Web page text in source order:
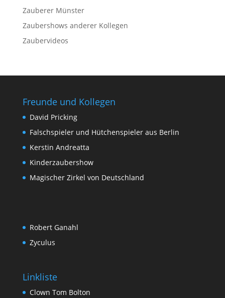
Zauberer Münster
Zaubershows anderer Kollegen
Zaubervideos
Freunde und Kollegen
David Pricking
Falschspieler und Hütchenspieler aus Berlin
Kerstin Andreatta
Kinderzaubershow
Magischer Zirkel von Deutschland
Robert Ganahl
Zyculus
Linkliste
Clown Tom Bolton